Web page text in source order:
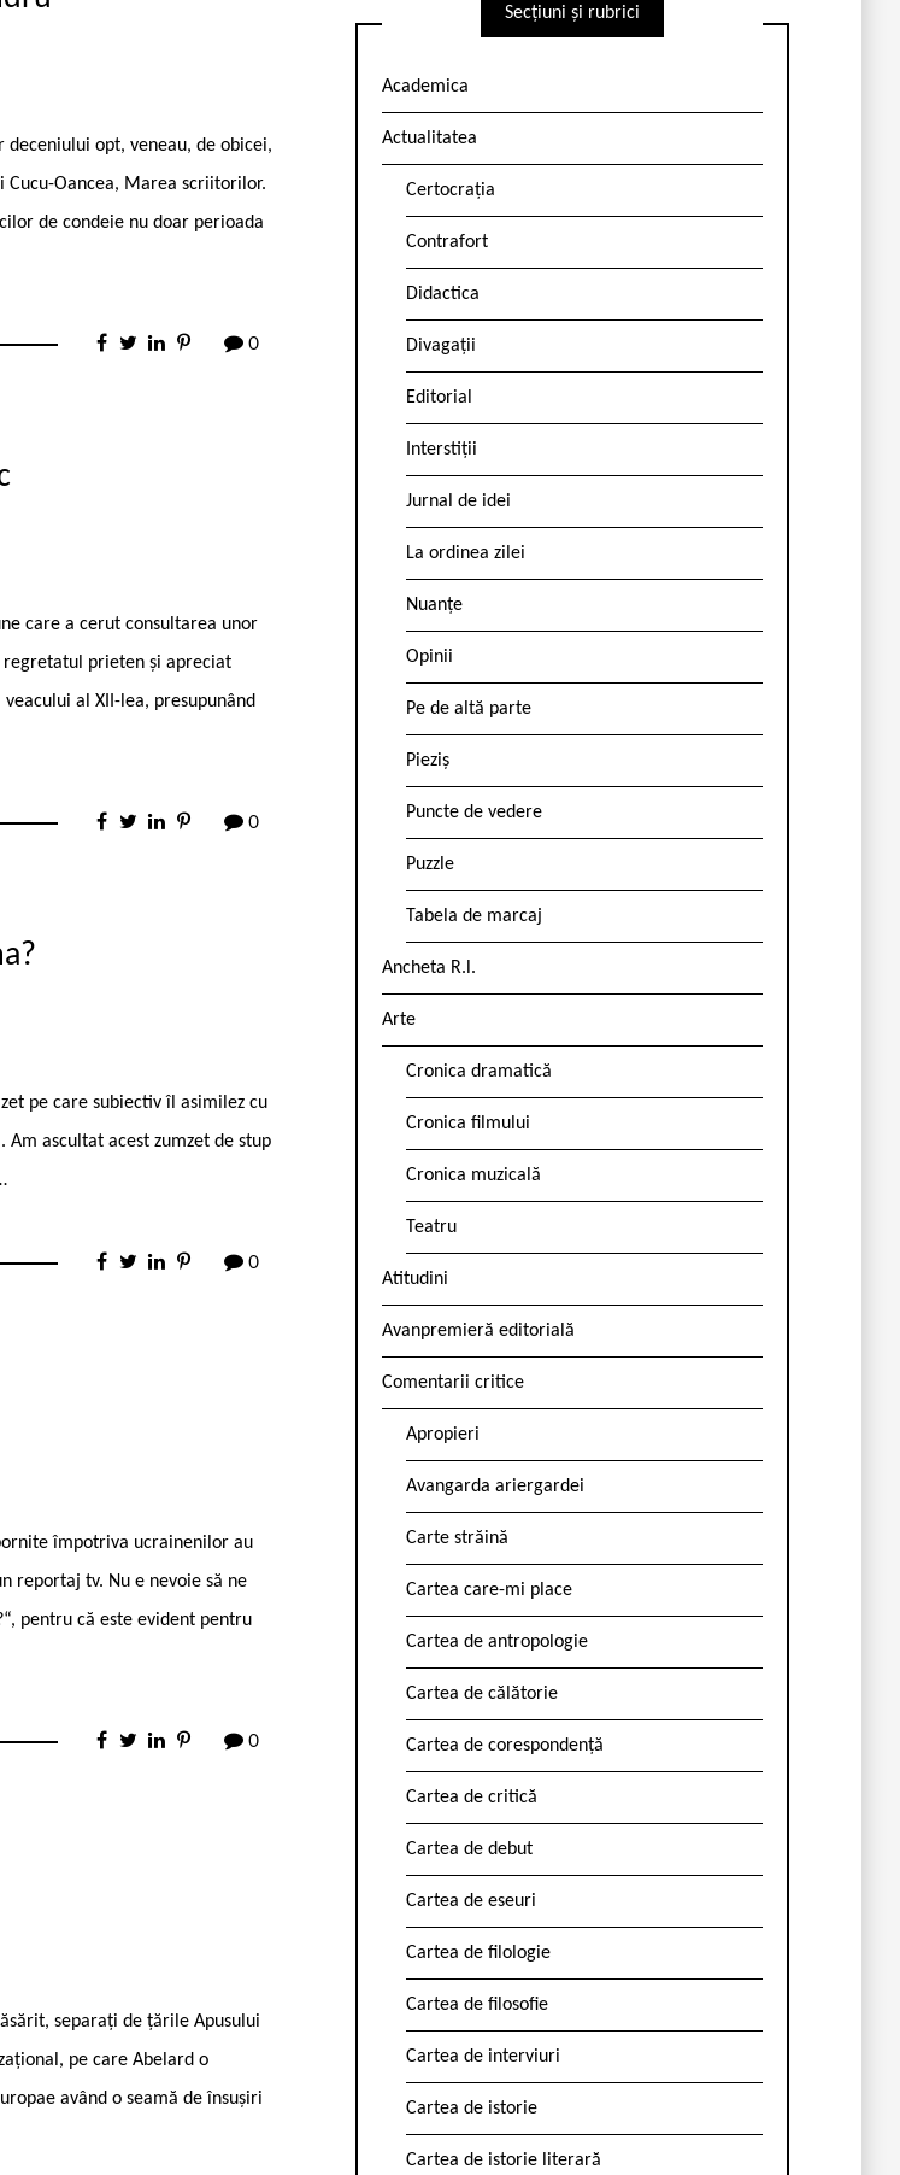
deceniului opt, veneau, de obicei,
Oancea, Marea scriitorilor.
de condeie nu doar perioada
0
care a cerut consultarea unor
prieten și apreciat
al XII-lea, presupunând
0
pe care subiectiv îl asimilez cu
ascultat acest zumzet de stup
0
împotriva ucrainenilor au
reportaj tv. Nu e nevoie să ne
pentru că este evident pentru
0
separați de țările Apusului
pe care Abelard o
având o seamă de însușiri
Secțiuni și rubrici
Academica
Actualitatea
Certocrația
Contrafort
Didactica
Divagații
Editorial
Interstiții
Jurnal de idei
La ordinea zilei
Nuanțe
Opinii
Pe de altă parte
Pieziș
Puncte de vedere
Puzzle
Tabela de marcaj
Ancheta R.l.
Arte
Cronica dramatică
Cronica filmului
Cronica muzicală
Teatru
Atitudini
Avanpremieră editorială
Comentarii critice
Apropieri
Avangarda ariergardei
Carte străină
Cartea care-mi place
Cartea de antropologie
Cartea de călătorie
Cartea de corespondență
Cartea de critică
Cartea de debut
Cartea de eseuri
Cartea de filologie
Cartea de filosofie
Cartea de interviuri
Cartea de istorie
Cartea de istorie literară